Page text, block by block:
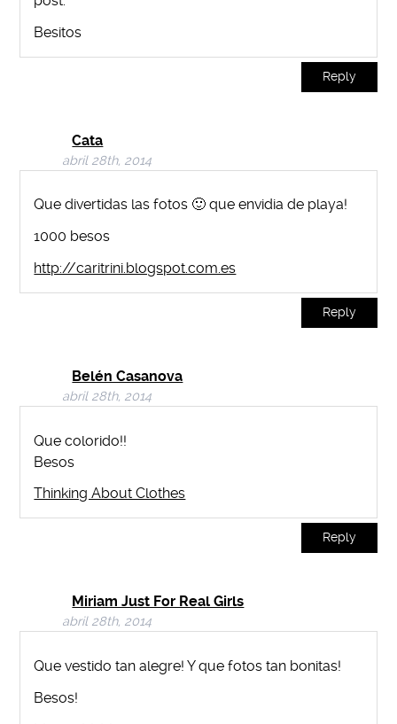
Besitos
Reply
Cata
abril 28th, 2014
Que divertidas las fotos 🙂 que envidia de playa!
1000 besos
http://caritrini.blogspot.com.es
Reply
Belén Casanova
abril 28th, 2014
Que colorido!!
Besos
Thinking About Clothes
Reply
Miriam Just For Real Girls
abril 28th, 2014
Que vestido tan alegre! Y que fotos tan bonitas!
Besos!